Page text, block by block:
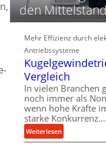
i
e
P
r
f
o
r
m
a
n
c
den
Mehr Effizienz durch
Antriebssysteme
Vergleich
In vielen Branchen
noch immer als
wenn hohe Kräfte
starke Konkurrenz…
Weiterlesen:
K